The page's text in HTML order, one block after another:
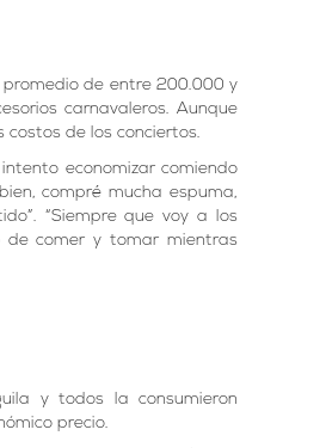
promedio de entre 200.000 y
carnavaleros. Aunque
de los conciertos.
economizar comiendo
compré mucha espuma,
“Siempre que voy a los
de comer y tomar mientras
y todos la consumieron
precio.